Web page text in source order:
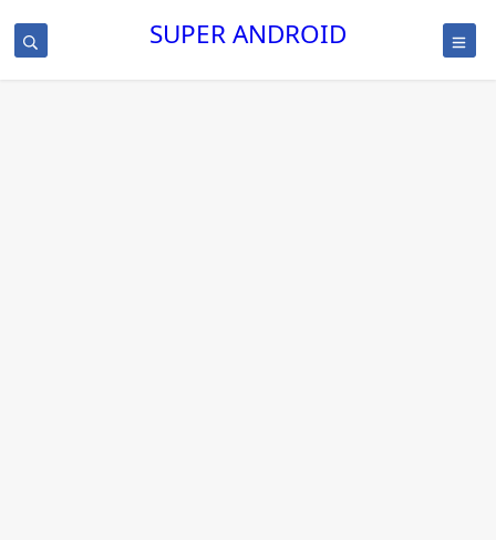
SUPER ANDROID